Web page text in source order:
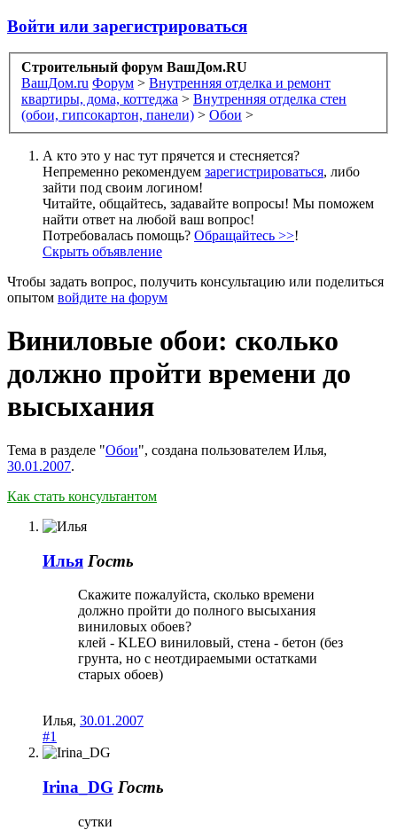
Войти или зарегистрироваться
Строительный форум ВашДом.RU
ВашДом.ru Форум > Внутренняя отделка и ремонт
квартиры, дома, коттеджа > Внутренняя отделка стен
(обои, гипсокартон, панели) > Обои >
А кто это у нас тут прячется и стесняется?
Непременно рекомендуем зарегистрироваться, либо
зайти под своим логином!
Читайте, общайтесь, задавайте вопросы! Мы поможем
найти ответ на любой ваш вопрос!
Потребовалась помощь? Обращайтесь >>!
Скрыть объявление
Чтобы задать вопрос, получить консультацию или поделиться
опытом войдите на форум
Виниловые обои: сколько
должно пройти времени до
высыхания
Тема в разделе "Обои", создана пользователем Илья,
30.01.2007.
Как стать консультантом
Илья Гость
Скажите пожалуйста, сколько времени
должно пройти до полного высыхания
виниловых обоев?
клей - KLEO виниловый, стена - бетон (без
грунта, но с неотдираемыми остатками
старых обоев)
Илья, 30.01.2007
#1
Irina_DG Гость
сутки